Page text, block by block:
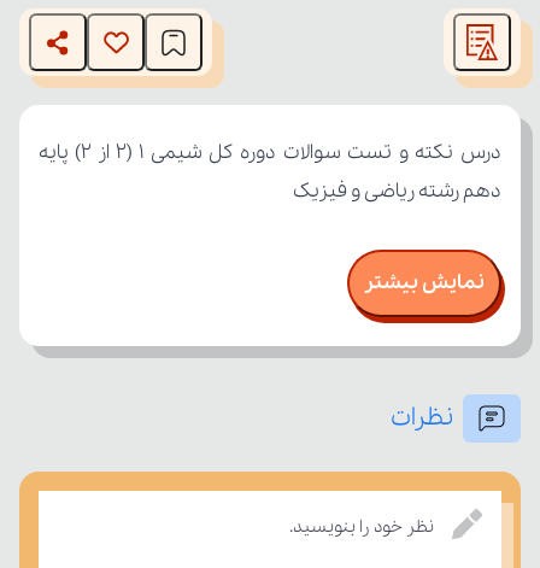
modal
window.
The media could not be loaded, either because the server
or network failed or because the format is not supported.
دهم رشته ریاضی و فیزیک
نمایش بیشتر
نظرات
نظر خود را بنویسید.